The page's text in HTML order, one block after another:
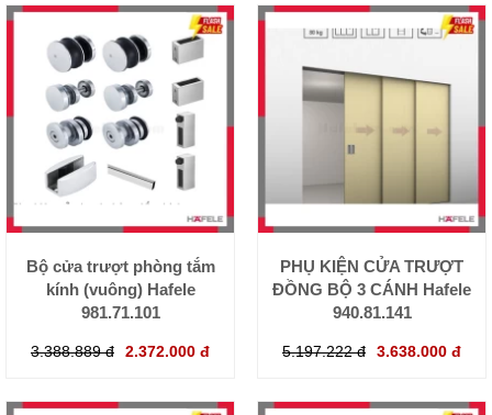
Bộ cửa trượt phòng tắm
kính (vuông) Hafele
981.71.101
3.388.889 đ 2.372.000 đ
PHỤ KIỆN CỬA TRƯỢT
ĐỒNG BỘ 3 CÁNH Hafele
940.81.141
5.197.222 đ 3.638.000 đ